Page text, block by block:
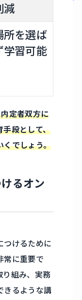
減
所を選ば
学習可能
定者双方に
手段として、
くでしょう。
るオン
つけるために
常に重要で
り組み、実務
きるような講